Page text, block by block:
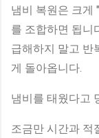
냄비 복원은 크게
를 조합하면 됩니
급해하지 말고 반
게 돌아옵니다.
냄비를 태웠다고
조금만 시간과 적